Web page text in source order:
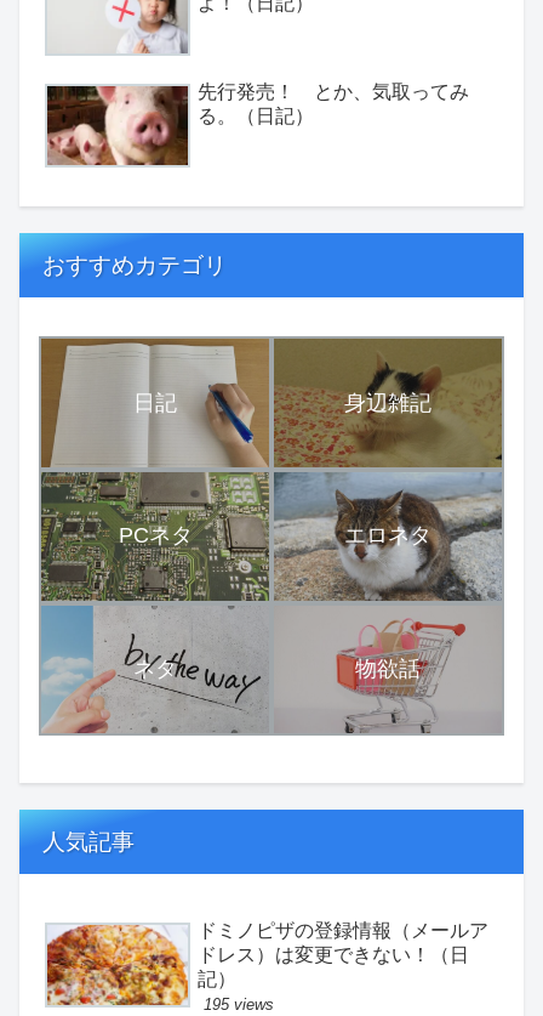
先行発売！ とか、気取ってみ
る。（日記）
おすすめカテゴリ
日記 身辺雑記
PCネタ エロネタ
ネタ 物欲話
人気記事
ドミノピザの登録情報（メールア
ドレス）は変更できない！（日
記）
195 views